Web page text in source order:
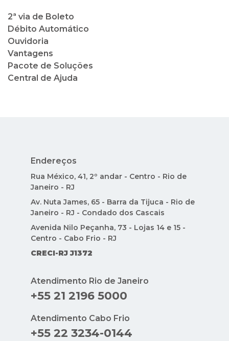
2ª via de Boleto
Débito Automático
Ouvidoria
Vantagens
Pacote de Soluções
Central de Ajuda
Endereços
Rua México, 41, 2º andar - Centro - Rio de
Janeiro - RJ
Av. Nuta James, 65 - Barra da Tijuca - Rio de
Janeiro - RJ - Condado dos Cascais
Avenida Nilo Peçanha, 73 - Lojas 14 e 15 -
Centro - Cabo Frio - RJ
CRECI-RJ J1372
Atendimento Rio de Janeiro
+55 21 2196 5000
Atendimento Cabo Frio
+55 22 3234-0144